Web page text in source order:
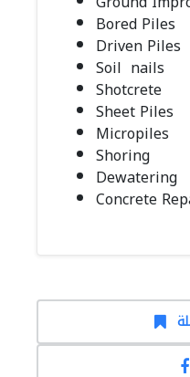
Bored Piles
Driven Piles
Soil nails
Shotcrete
Sheet Piles
Micropiles
Shoring
Dewatering
Concrete